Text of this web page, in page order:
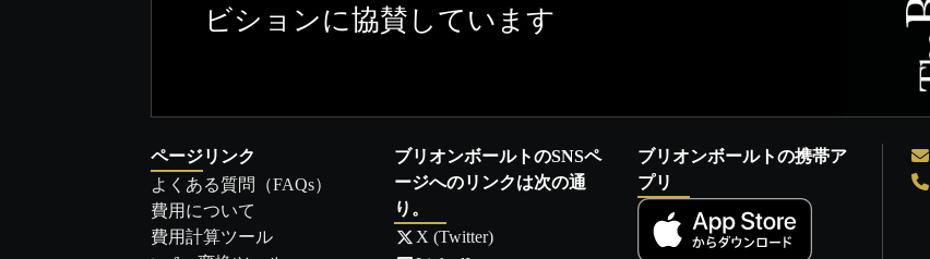
ビションに協賛しています
ページリンク
よくある質問（FAQs）
費用について
費用計算ツール
ブリオンボールトのSNSペ
ージへのリンクは次の通
り。
X (Twitter)
ブリオンボールトの携帯ア
プリ